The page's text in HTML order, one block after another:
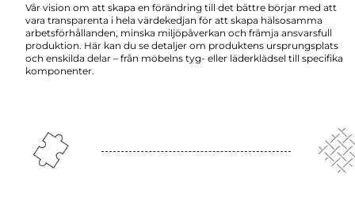
Vår vision om att skapa en förändring till det bättre börjar med att
vara transparenta i hela värdekedjan för att skapa hälsosamma
arbetsförhållanden, minska miljöpåverkan och främja ansvarsfull
produktion. Här kan du se detaljer om produktens ursprungsplats
och enskilda delar – från möbelns tyg- eller läderklädsel till specifika
komponenter.